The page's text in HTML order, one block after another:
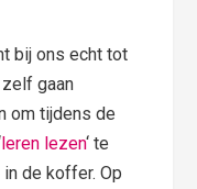
bij ons echt tot
gaan
om tijdens de
leren lezen‘ te
de koffer. Op